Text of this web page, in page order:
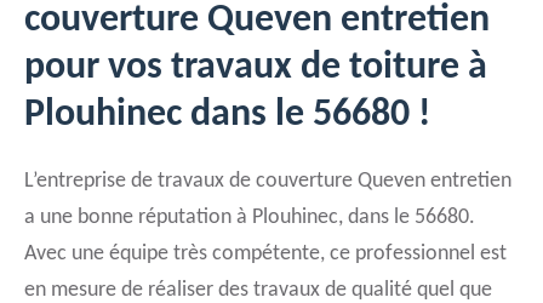
couverture Queven entretien
pour vos travaux de toiture à
Plouhinec dans le 56680 !
L’entreprise de travaux de couverture Queven entretien
a une bonne réputation à Plouhinec, dans le 56680.
Avec une équipe très compétente, ce professionnel est
en mesure de réaliser des travaux de qualité quel que